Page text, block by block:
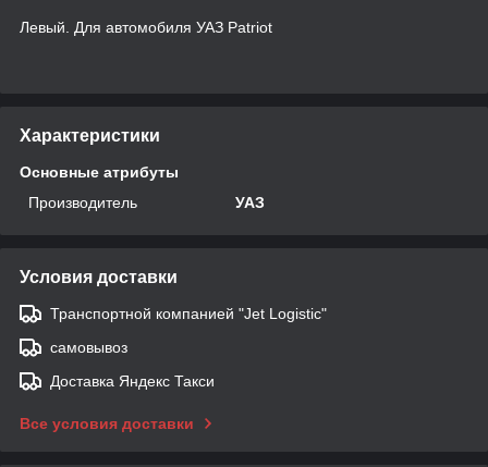
Левый. Для автомобиля УАЗ Patriot
Характеристики
Основные атрибуты
Производитель
УАЗ
Условия доставки
Транспортной компанией "Jet Logistic"
самовывоз
Доставка Яндекс Такси
Все условия доставки